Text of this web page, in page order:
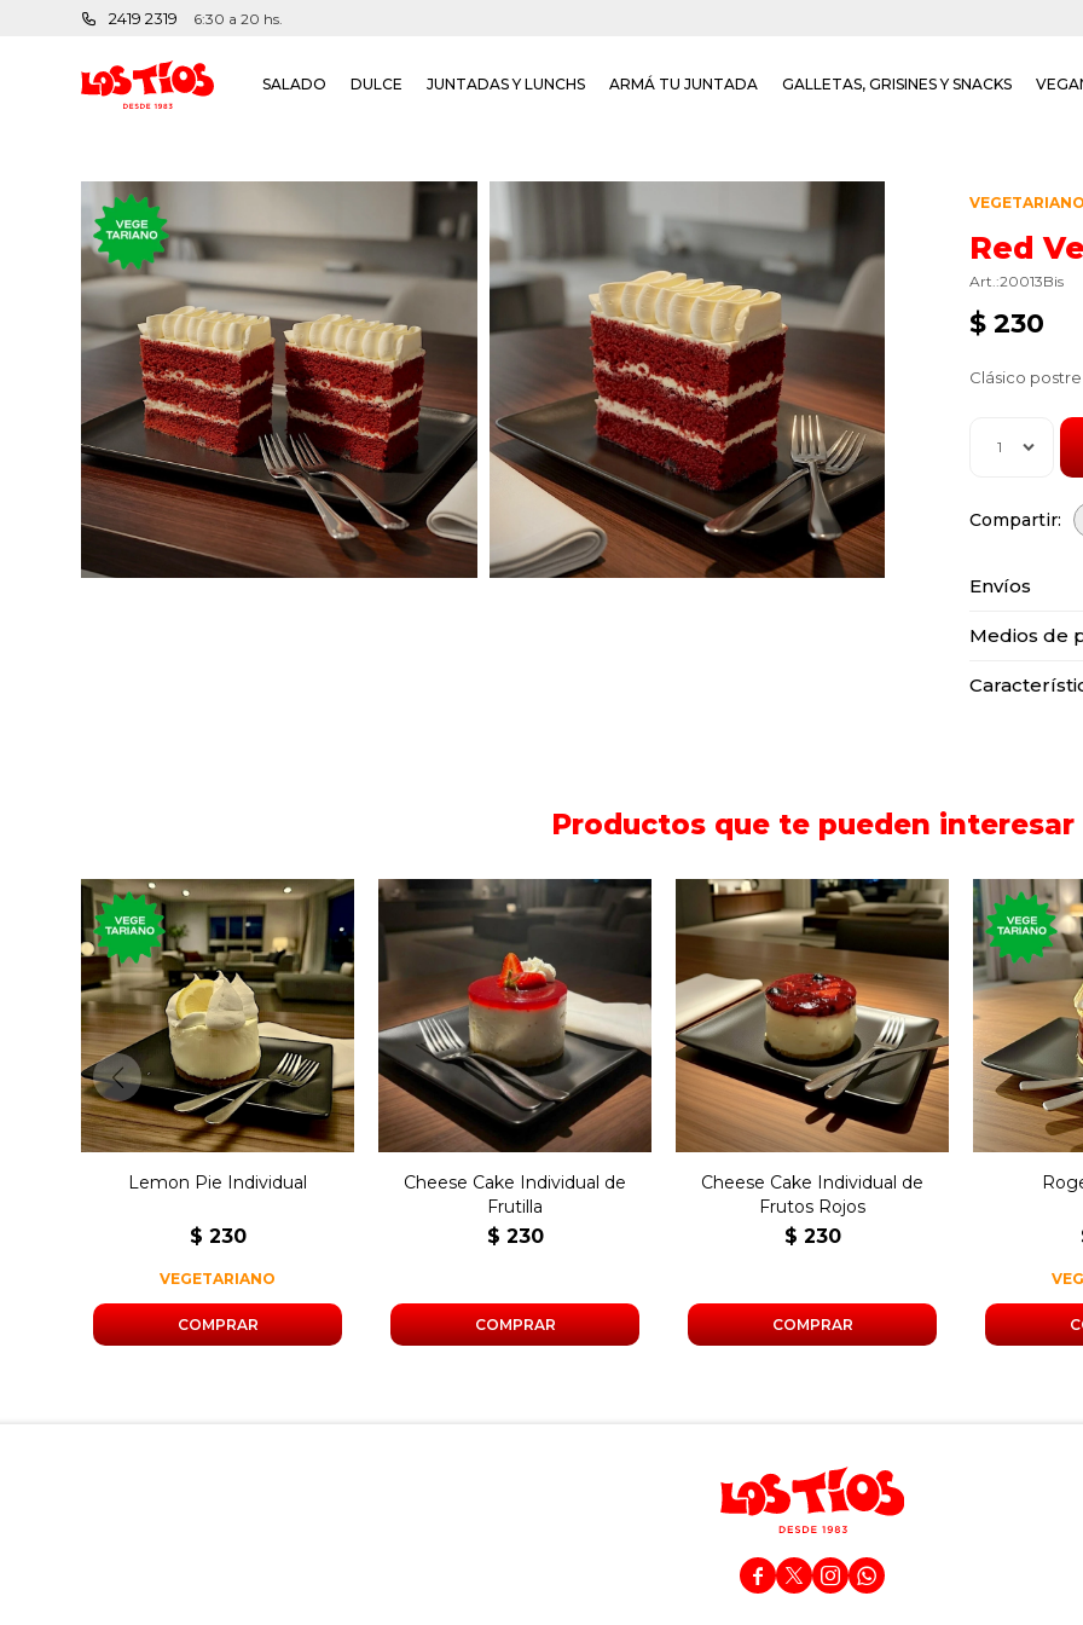
SALADO DULCE JUNTADAS Y LUNCHS ARMÁ TU JUNTADA GALLETAS, GRISINES Y SNACKS
2419 2319 6:30 a 20 hs.
VEGETARIANO
Red
20013Bis
$ 230
Clásico
1
Envíos
Medios de
Productos que te pueden interesar
Torta con crema de limón,
chantilly y topping de
merengue.
Lemon Pie Individual
$ 230
VEGETARIANO
Cheese Cake individual de
frutilla.
Cheese Cake Individual de
Frutilla
$ 230
Cheese cake de
arándanos y cerezas.
Cheese Cake Individual de
Frutos Rojos
$ 230
Postre
   